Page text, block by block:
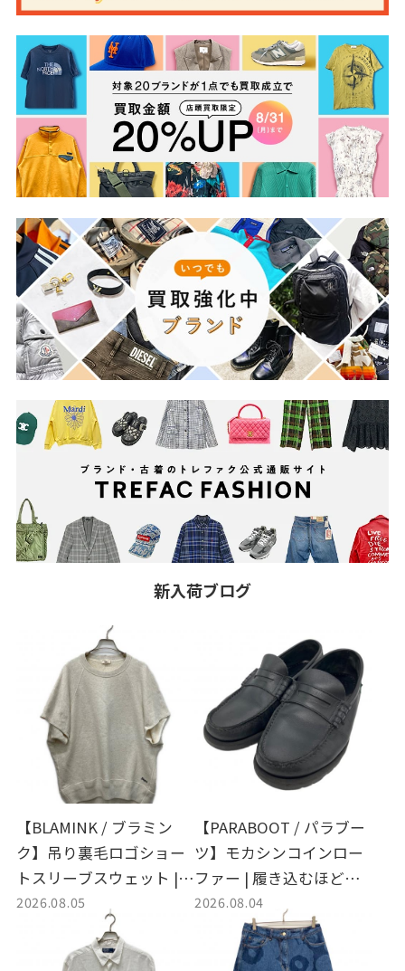
新入荷ブログ
【BLAMINK / ブラミン
ク】吊り裏毛ロゴショー
トスリーブスウェット |
上質な日常を叶える大人
のベーシックウェア
2026.08.05
【PARABOOT / パラブー
ツ】モカシンコインロー
ファー | 履き込むほどに
愛着が湧く、日常に寄り
添う一生モノの革靴
2026.08.04